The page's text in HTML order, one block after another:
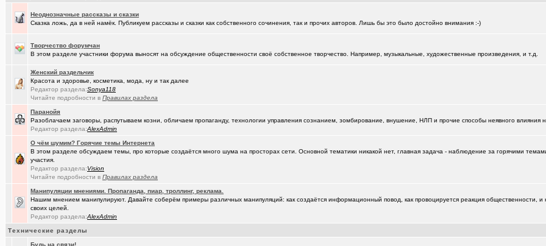
Ищу Маяк 205 (Александ..)
Доколе!?(Моеимяза..)
двойное гражданство(drob_vv_..) +14
Алтайский мед - в помощь здоровью!(qwer5523)
Задолбали расклейщики рекламы(spyfreem..) +3
Как это понимать ? (JUMPER)
А что вы сейчас готовите?
прописка она же регистрация(drob_vv_..)
Роскосмос возвращается(karaganda) +39
Нерадивые расклейщики рекламы
ОК Восток-Запад - что это, кто это?!
Неоднозначные рассказы и сказки
Сказка ложь, да в ней намёк. Публикуем рассказы и сказки как собственного сочинения, так и прочих авторов. Лишь бы это было достойно внимания :-)
Творчество форумчан
В этом разделе участники форума выносят на обсуждение общественности своё собственное творчество. Например, музыкальные, художественные произведения, и т.д.
Женский раздельчик
Красота и здоровье, косметика, мода, ну и так далее
Редактор раздела:Sonya118
Читайте подробности в Правилах раздела
Паранойя
Разоблачаем заговоры, распутываем козни, обличаем пропаганду, технологии управления сознанием, зомбирование, внушение, НЛП и прочие способы неявного влияния
Редактор раздела:AlexAdmin
О чём шумим? Горячие темы Интернета
В этом разделе обсуждаем темы, про которые создаётся много шума на просторах сети. Основной тематики никакой нет, главная задача - наблюдение за горячими
участия.
Редактор раздела:Vision
Читайте подробности в Правилах раздела
Манипуляции мнениями. Пропаганда, пиар, троллинг, реклама.
Нашим мнением манипулируют. Давайте соберём примеры различных манипуляций: как создаётся информационный повод, как провоцируется реакция общественности, и
своих целей.
Редактор раздела:AlexAdmin
Технические разделы
Будь на связи!